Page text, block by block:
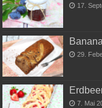
17.
29.
7. Mai